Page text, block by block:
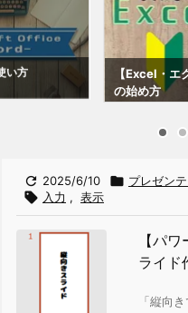
い方
【Excel・エ
の始め方
 2025/6/10  プレゼン
 入力 , 表示
【パ
ライド
「縦向